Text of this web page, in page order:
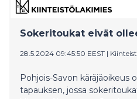
Sokeritoukat eivät
28.5.2024 09:45:50 EEST |
Pohjois-Savon käräjäoikeus
tapauksen, jossa